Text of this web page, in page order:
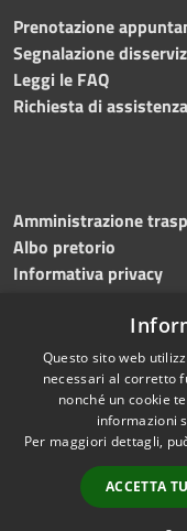
Prenotazione
Segnalazione
Leggi le FAQ
Richiesta di assistenza
Amministrazione
Albo pretorio
Informativa privacy
Dichiarazione di
RSS
Questo sito web
necessari al corretto
nonché un cookie
informazioni
Per maggiori dettagli,
ACCETTA